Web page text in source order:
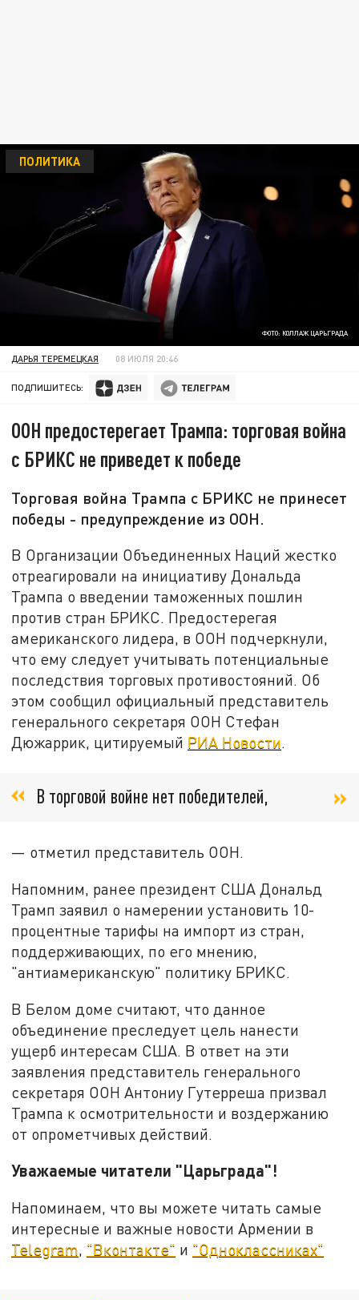
ФОТО: КОЛЛАЖ ЦАРЬГРАДА
ПОЛИТИКА
ДАРЬЯ ТЕРЕМЕЦКАЯ 08 ИЮЛЯ 20:46
ПОДПИШИТЕСЬ:
ООН предостерегает Трампа: торговая война
с БРИКС не приведет к победе
Торговая война Трампа с БРИКС не принесет
победы - предупреждение из ООН.
В Организации Объединенных Наций жестко
отреагировали на инициативу Дональда
Трампа о введении таможенных пошлин
против стран БРИКС. Предостерегая
американского лидера, в ООН подчеркнули,
что ему следует учитывать потенциальные
последствия торговых противостояний. Об
этом сообщил официальный представитель
генерального секретаря ООН Стефан
Дюжаррик, цитируемый РИА Новости.
В торговой войне нет победителей,
— отметил представитель ООН.
Напомним, ранее президент США Дональд
Трамп заявил о намерении установить 10-
процентные тарифы на импорт из стран,
поддерживающих, по его мнению,
"антиамериканскую" политику БРИКС.
В Белом доме считают, что данное
объединение преследует цель нанести
ущерб интересам США. В ответ на эти
заявления представитель генерального
секретаря ООН Антониу Гутерреша призвал
Трампа к осмотрительности и воздержанию
от опрометчивых действий.
Уважаемые читатели "Царьграда"!
Напоминаем, что вы можете читать самые
интересные и важные новости Армении в
Telegram, "Вконтакте" и "Одноклассниках"